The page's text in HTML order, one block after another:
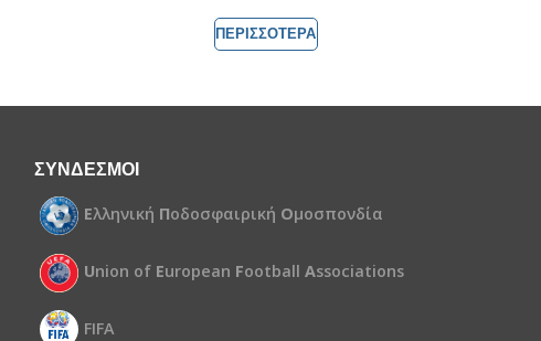
ΠΕΡΙΣΣΟΤΕΡΑ
ΣΥΝΔΕΣΜΟΙ
Ελληνική Ποδοσφαιρική Ομοσπονδία
Union of European Football Associations
FIFA